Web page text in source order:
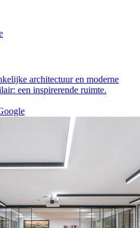
architectuur en moderne
een inspirerende ruimte.